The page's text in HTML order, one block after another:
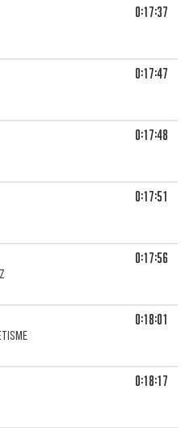
0:17:37
0:17:47
0:17:48
0:17:51
0:17:56
0:18:01
0:18:17